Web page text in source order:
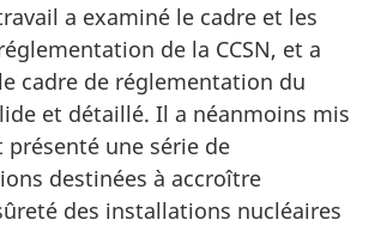
a examiné le cadre et les
de la CCSN, et a
cadre de réglementation du
et détaillé. Il a néanmoins mis
présenté une série de
destinées à accroître
des installations nucléaires